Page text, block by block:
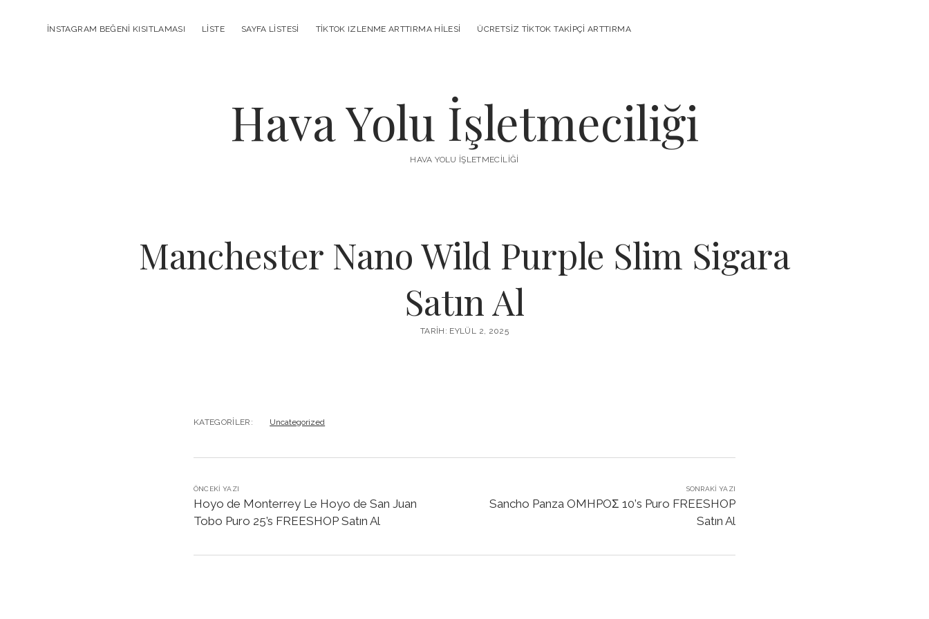
INSTAGRAM BEĞENI KISITLAMASI LISTE SAYFA LISTESI TIKTOK IZLENME ARTTIRMA HILESI ÜCRETSIZ TIKTOK TAKIPÇI ARTTIRMA
Hava Yolu İşletmeciliği
HAVA YOLU İŞLETMECILIĞI
Manchester Nano Wild Purple Slim Sigara
Satın Al
TARIH: EYLÜL 2, 2025
KATEGORILER: Uncategorized
ÖNCEKI YAZI
Hoyo de Monterrey Le Hoyo de San Juan
Tobo Puro 25’s FREESHOP Satın Al
SONRAKI YAZI
Sancho Panza OMHPOΣ 10’s Puro FREESHOP
Satın Al